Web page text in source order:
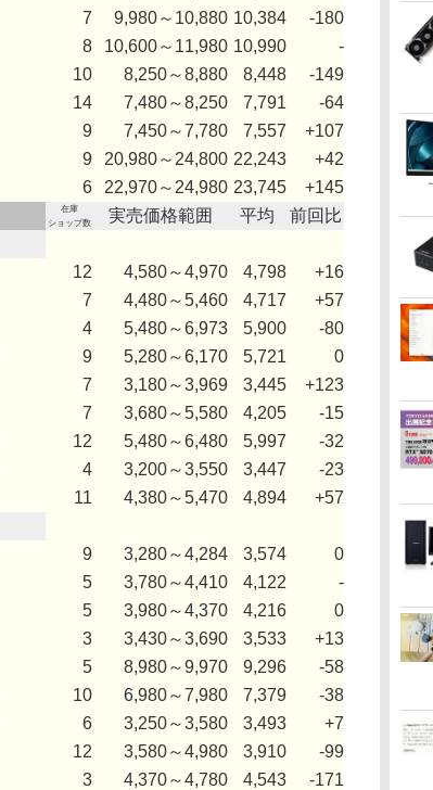
7 9,980～10,880 10,384
-180
8 10,600～11,980 10,990
-
10 8,250～8,880 8,448
-149
14 7,480～8,250 7,791
-64
9 7,450～7,780 7,557
+107
9 20,980～24,800 22,243
+42
6 22,970～24,980 23,745
+145
在庫
ショップ数
実売価格範囲 平均
前回比
12 4,580～4,970 4,798
+16
7 4,480～5,460 4,717
+57
4 5,480～6,973 5,900
-80
9 5,280～6,170 5,721
0
7 3,180～3,969 3,445
+123
7 3,680～5,580 4,205
-15
12 5,480～6,480 5,997
-32
4 3,200～3,550 3,447
-23
11 4,380～5,470 4,894
+57
9 3,280～4,284 3,574
0
5 3,780～4,410 4,122
-
5 3,980～4,370 4,216
0
3 3,430～3,690 3,533
+13
5 8,980～9,970 9,296
-58
10 6,980～7,980 7,379
-38
6 3,250～3,580 3,493
+7
12 3,580～4,980 3,910
-99
3 4,370～4,780 4,543
-171